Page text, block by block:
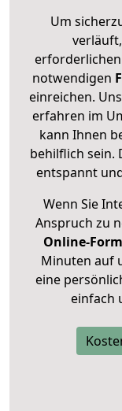
Um
notwendigen
einreichen.
erfahren im
kann Ihnen
behilflich sein.
entspannt
Wenn Sie
Anspruch zu
Online-
Minuten auf
eine
einfach